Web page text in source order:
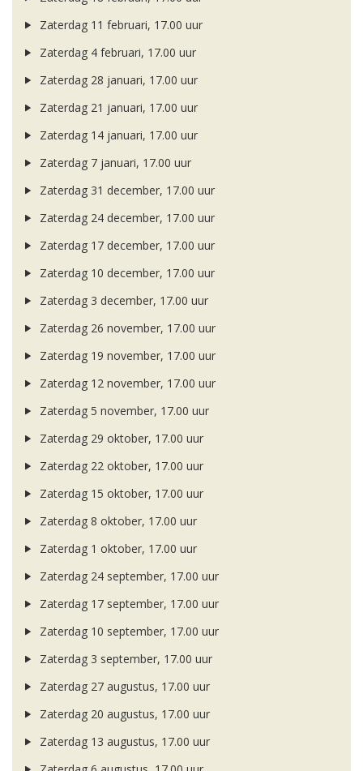
Zaterdag 11 februari, 17.00 uur
Zaterdag 4 februari, 17.00 uur
Zaterdag 28 januari, 17.00 uur
Zaterdag 21 januari, 17.00 uur
Zaterdag 14 januari, 17.00 uur
Zaterdag 7 januari, 17.00 uur
Zaterdag 31 december, 17.00 uur
Zaterdag 24 december, 17.00 uur
Zaterdag 17 december, 17.00 uur
Zaterdag 10 december, 17.00 uur
Zaterdag 3 december, 17.00 uur
Zaterdag 26 november, 17.00 uur
Zaterdag 19 november, 17.00 uur
Zaterdag 12 november, 17.00 uur
Zaterdag 5 november, 17.00 uur
Zaterdag 29 oktober, 17.00 uur
Zaterdag 22 oktober, 17.00 uur
Zaterdag 15 oktober, 17.00 uur
Zaterdag 8 oktober, 17.00 uur
Zaterdag 1 oktober, 17.00 uur
Zaterdag 24 september, 17.00 uur
Zaterdag 17 september, 17.00 uur
Zaterdag 10 september, 17.00 uur
Zaterdag 3 september, 17.00 uur
Zaterdag 27 augustus, 17.00 uur
Zaterdag 20 augustus, 17.00 uur
Zaterdag 13 augustus, 17.00 uur